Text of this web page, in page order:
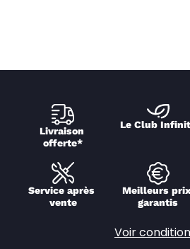
Livraison
offerte*
Le Club
Service après
vente
Meilleurs
garantis
Voir